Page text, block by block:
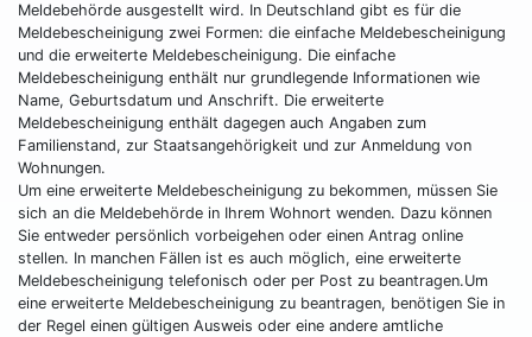
Meldebehörde ausgestellt wird. In Deutschland gibt es für die
Meldebescheinigung zwei Formen: die einfache Meldebescheinigung
und die erweiterte Meldebescheinigung. Die einfache
Meldebescheinigung enthält nur grundlegende Informationen wie
Name, Geburtsdatum und Anschrift. Die erweiterte
Meldebescheinigung enthält dagegen auch Angaben zum
Familienstand, zur Staatsangehörigkeit und zur Anmeldung von
Wohnungen.
Um eine erweiterte Meldebescheinigung zu bekommen, müssen Sie
sich an die Meldebehörde in Ihrem Wohnort wenden. Dazu können
Sie entweder persönlich vorbeigehen oder einen Antrag online
stellen. In manchen Fällen ist es auch möglich, eine erweiterte
Meldebescheinigung telefonisch oder per Post zu beantragen.Um
eine erweiterte Meldebescheinigung zu beantragen, benötigen Sie in
der Regel einen gültigen Ausweis oder eine andere amtliche